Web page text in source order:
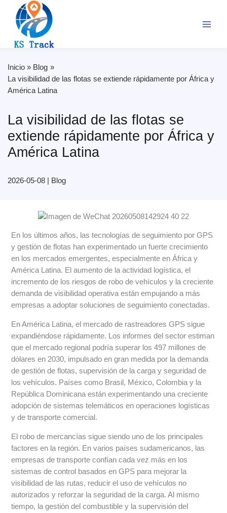
contenido
Inicio
Blog
La visibilidad de las flotas se extiende rápidamente por África y
América Latina
La visibilidad de las flotas se
extiende rápidamente por África y
América Latina
2026-05-08 Blog
En los últimos años, las tecnologías de seguimiento por GPS
y gestión de flotas han experimentado un fuerte crecimiento
en los mercados emergentes, especialmente en África y
América Latina. El aumento de la actividad logística, el
incremento de los riesgos de robo de vehículos y la creciente
demanda de visibilidad operativa están empujando a más
empresas a adoptar soluciones de seguimiento conectadas.
En América Latina, el mercado de rastreadores GPS sigue
expandiéndose rápidamente. Los informes del sector estiman
que el mercado regional podría superar los 497 millones de
dólares en 2030, impulsado en gran medida por la demanda
de gestión de flotas, supervisión de la carga y seguridad de
los vehículos. Países como Brasil, México, Colombia y la
República Dominicana están experimentando una creciente
adopción de sistemas telemáticos en operaciones logísticas
y de transporte comercial.
El robo de mercancías sigue siendo uno de los principales
factores en la región. En varios países sudamericanos, las
empresas de transporte confían cada vez más en los
sistemas de control basados en GPS para mejorar la
visibilidad de las rutas, reducir el uso de vehículos no
autorizados y reforzar la seguridad de la carga. Al mismo
tiempo, la gestión del combustible y la supervisión del